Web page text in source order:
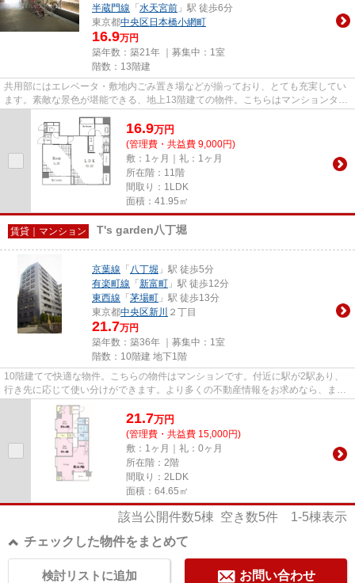
半蔵門線 「 水天宮前 」駅 徒歩6分
東京都中央区 日本橋小網町
16.9万円
築年数：築21年 ｜募集中： 1室
階数：13階建
共用部にはエレベータ・敷地内ごみ置き場などが揃っており、とても充実してい
ます。素敵な景色が堪能できる、地上13階建ての物件。こちらはマンションタイ
16.9万円
(管理費・共益費 9,000円)
敷：1ヶ月｜礼：1ヶ月
所在階：11階
間取り：1LDK
面積：41.95㎡
賃貸｜マンション T's garden八丁堀
京葉線 「 八丁堀 」駅 徒歩5分
有楽町線 「 新富町 」駅 徒歩12分
東西線 「 茅場町 」駅 徒歩13分
東京都中央区新川 ２丁目
21.7万円
築年数：築36年 ｜募集中： 1室
階数：10階建 地下1階
10階建てで快適な物件。こちらの物件はマンションです。付近に駅が2駅あり、
行き先に応じて使い分けができます。より多くの不動産情報をお求めなら、まず
はトラスト・レジデンス 瑞鳳...
21.7万円
(管理費・共益費 15,000円)
敷：1ヶ月｜礼：0ヶ月
所在階：2階
間取り：2LDK
面積：64.65㎡
該当公開件数5棟 空き数5件 1-5棟表示
チェックした物件をまとめて
お問い合わせ
検討リストに追加